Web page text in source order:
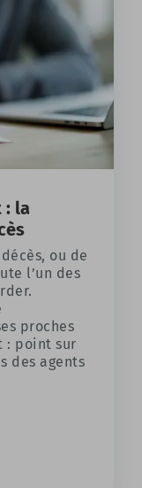
: la
ou de
l’un des
proches
: point sur
des agents